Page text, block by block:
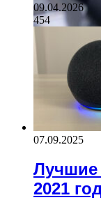
09.04.2026
454
07.09.2025
Лучшие
2021